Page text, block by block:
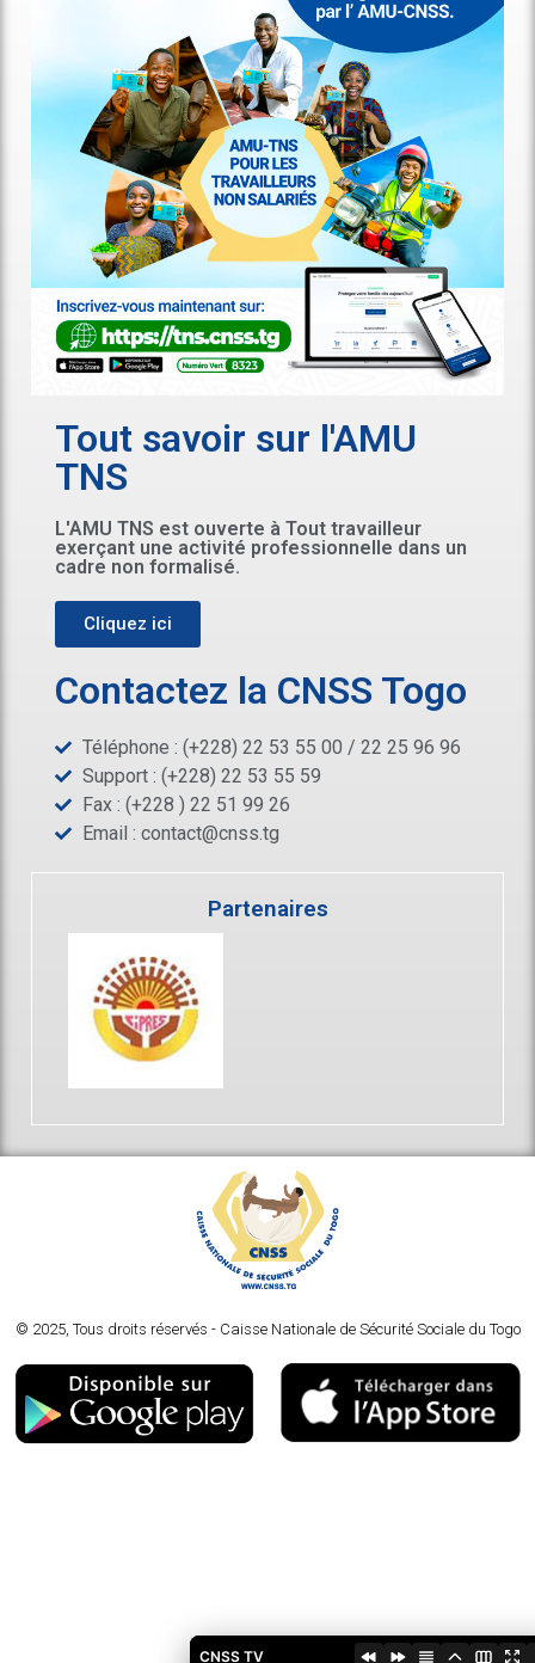
Tout savoir sur l'AMU
TNS
L'AMU TNS est ouverte à Tout travailleur
exerçant une activité professionnelle dans un
cadre non formalisé.
Cliquez ici
Contactez la CNSS Togo
Téléphone : (+228) 22 53 55 00 / 22 25 96 96
Support : (+228) 22 53 55 59
Fax : (+228 ) 22 51 99 26
Email : contact@cnss.tg
Partenaires
© 2025, Tous droits réservés - Caisse Nationale de Sécurité Sociale du Togo
CNSS TV